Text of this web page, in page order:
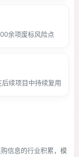
余项废标风险点
续项目中持续复用
信息的行业积累，模